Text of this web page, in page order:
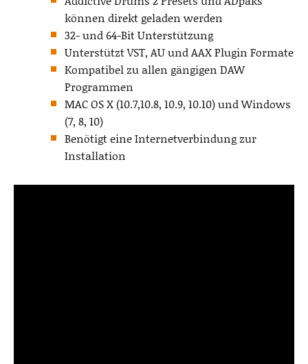
können direkt geladen werden
32- und 64-Bit Unterstützung
Unterstützt VST, AU und AAX Plugin Formate
Kompatibel zu allen gängigen DAW
Programmen
MAC OS X (10.7,10.8, 10.9, 10.10) und Windows
(7, 8, 10)
Benötigt eine Internetverbindung zur
Installation